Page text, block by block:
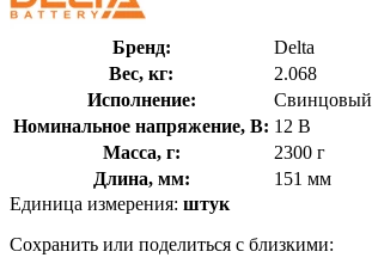
Бренд:
Delta
Вес, кг:
2.068
Исполнение:
Свинцовый
Номинальное напряжение, В: 12 В
Масса, г:
2300 г
Длина, мм:
151 мм
Единица измерения: штук
Сохранить или поделиться с близкими: